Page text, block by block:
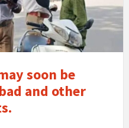
soon be
and other